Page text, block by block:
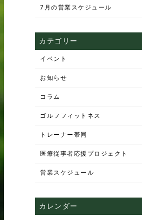
7月の営業スケジュール
カテゴリー
イベント
お知らせ
コラム
ゴルフフィットネス
トレーナー帯同
医療従事者応援プロジェクト
営業スケジュール
カレンダー